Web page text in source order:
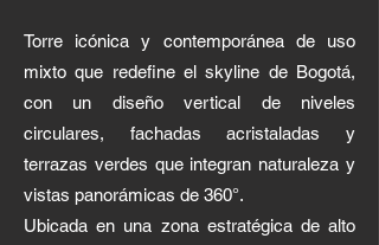
Torre icónica y contemporánea de uso
mixto que redefine el skyline de Bogotá,
con un diseño vertical de niveles
circulares, fachadas acristaladas y
terrazas verdes que integran naturaleza y
vistas panorámicas de 360°.
Ubicada en una zona estratégica de alto